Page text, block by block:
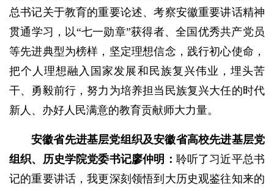
总书记关于教育的重要论述、考察安徽重要讲话精神
贯通学习，以“七一勋章”获得者、全国优秀共产党员
等先进典型为榜样，坚定理想信念，践行初心使命，
把个人理想融入国家发展和民族复兴伟业，埋头苦
干、勇毅前行，努力为培养担当民族复兴大任的时代
新人、办好人民满意的教育贡献师大力量。
安徽省先进基层党组织及安徽省高校先进基层党
组织、 历史学院党委书记廖仲明： 聆听了习近平总书
记的重要讲话，我更深刻领悟到大历史观鉴往知来的